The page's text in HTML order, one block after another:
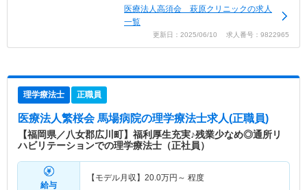
医療法人高須会 萩原クリニックの求人
一覧
更新日：2025/06/10 求人番号：9822965
理学療法士 正職員
医療法人繁桜会 馬場病院の理学療法士求人(正職員)
【福岡県／八女郡広川町】福利厚生充実♪残業少なめ◎通所リ
ハビリテーションでの理学療法士（正社員）
給与
【モデル月収】 20.0万円～ 程度